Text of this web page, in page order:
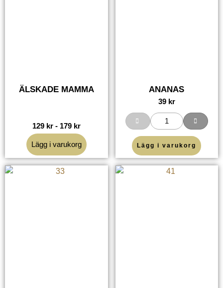
ÄLSKADE MAMMA
129 kr- 179 kr
Lägg i varukorg
ANANAS
39 kr
Lägg i varukorg